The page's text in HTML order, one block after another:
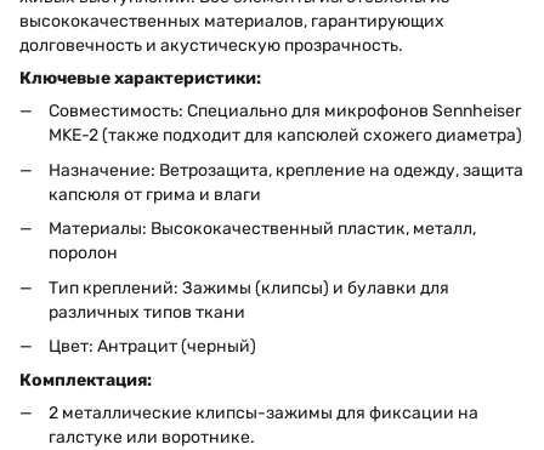
высококачественных материалов, гарантирующих
долговечность и акустическую прозрачность.
Ключевые характеристики:
Совместимость: Специально для микрофонов Sennheiser
MKE-2 (также подходит для капсюлей схожего диаметра)
Назначение: Ветрозащита, крепление на одежду, защита
капсюля от грима и влаги
Материалы: Высококачественный пластик, металл,
поролон
Тип креплений: Зажимы (клипсы) и булавки для
различных типов ткани
Цвет: Антрацит (черный)
Комплектация:
2 металлические клипсы-зажимы для фиксации на
галстуке или воротнике.